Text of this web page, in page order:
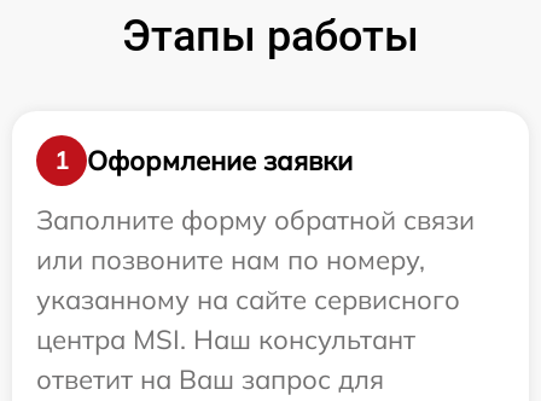
Этапы работы
1
Оформление заявки
Заполните форму обратной связи
или позвоните нам по номеру,
указанному на сайте сервисного
центра MSI. Наш консультант
ответит на Ваш запрос для